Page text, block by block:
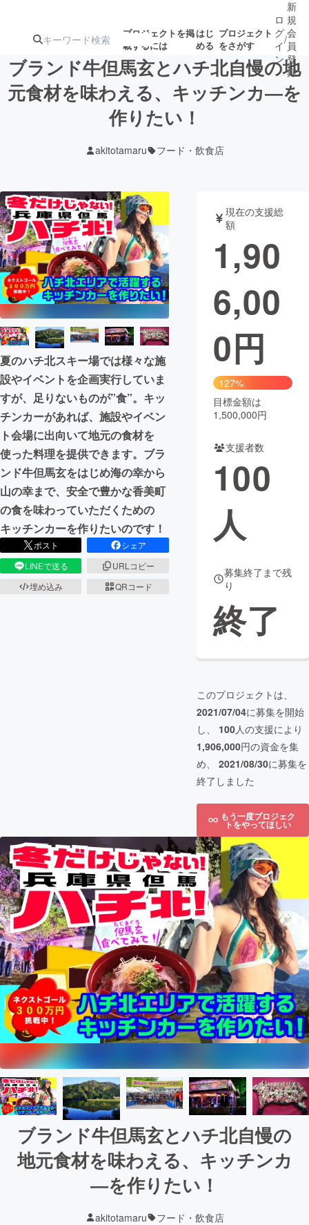
プロジェクトを掲
載するには
はじ
める
プロジェクト
をさがす
注目の新着プロ募集終了が近いプ
テクノロジー・ガジェット
映像・映画 書籍・雑誌
ビジネス・起業 チャレンジ
まちづくり・地域活性化
CAMPFIRE for Social Good
CAMPFIRE Creation
CAMPFIREふるさと納税machi-ya コミュニティ
ロ
グ
イ
ン
/
新
規
会
員
登
録
ブランド牛但馬玄とハチ北自慢の地
元食材を味わえる、キッチンカ―を
作りたい！
akitotamaru フード・飲食店
夏のハチ北スキー場では様々な施
設やイベントを企画実行していま
すが、足りないものが”食”。キッ
チンカーがあれば、施設やイベン
ト会場に出向いて地元の食材を
使った料理を提供できます。ブラ
ンド牛但馬玄をはじめ海の幸から
山の幸まで、安全で豊かな香美町
の食を味わっていただくための
キッチンカーを作りたいのです！
ポスト
シェア
LINEで送る
URLコピー
埋め込み
QRコード
現在の支援総
額
1,90
6,00
0円
127%
目標金額は
1,500,000円
支援者数
100
人
募集終了まで残
り
終了
このプロジェクトは、
2021/07/04に募集を開始
し、 100人の支援により
1,906,000円の資金を集
め、 2021/08/30に募集を
終了しました
もう一度プロジェク
トをやってほしい
ブランド牛但馬玄とハチ北自慢の
地元食材を味わえる、キッチンカ
―を作りたい！
akitotamaru フード・飲食店